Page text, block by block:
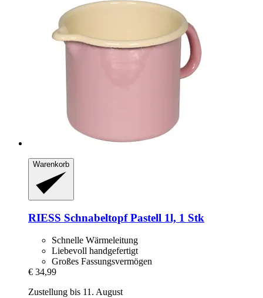
Warenkorb
RIESS Schnabeltopf Pastell 1l, 1 Stk
Schnelle Wärmeleitung
Liebevoll handgefertigt
Großes Fassungsvermögen
€ 34,99
Zustellung bis 11. August